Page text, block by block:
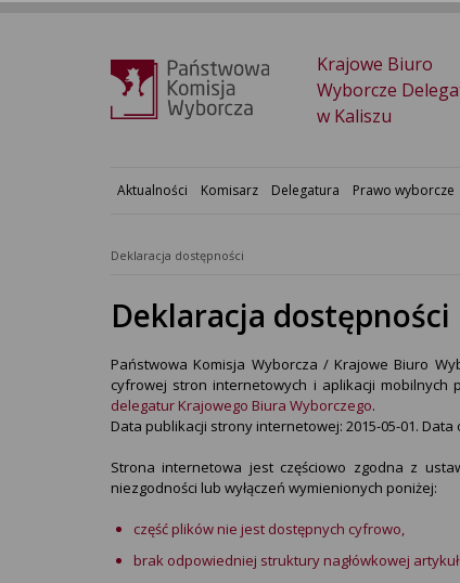
Krajowe Biuro
Wyborcze
w Kaliszu
Aktualności Komisarz Delegatura Prawo wyborcze
Deklaracja dostępności
Deklaracja dostępności
Państwowa Komisja Wyborcza / Krajowe Biuro
cyfrowej stron internetowych i aplikacji mobilnych
delegatur Krajowego Biura Wyborczego.
Data publikacji strony internetowej: 2015-05-01. Data
Strona internetowa jest częściowo zgodna z
niezgodności lub wyłączeń wymienionych poniżej:
część plików nie jest dostępnych cyfrowo,
brak odpowiedniej struktury nagłówkowej